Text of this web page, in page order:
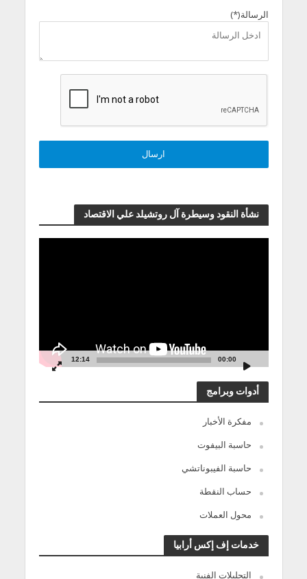
الرسالة(*)
نشأة النقود وسيطرة آل روتشيلد علي الاقتصاد
00:00
12:14
أدوات وبرامج
مفكرة الأخبار
حاسبة البيفوت
حاسبة الفيبوناتشي
حساب النقطة
محول العملات
خدمات إف إكس أرابيا
التحليلات الفنية